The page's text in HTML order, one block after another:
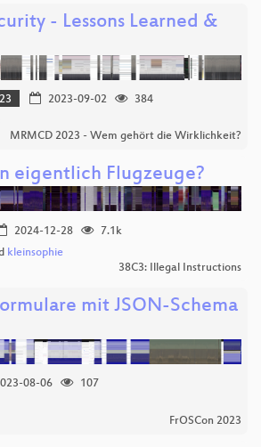
- Lessons Learned &
2023-09-02
384
MRMCD 2023 - Wem gehört die Wirklichkeit?
eigentlich Flugzeuge?
2024-12-28
7.1k
kleinsophie
38C3: Illegal Instructions
mit JSON-Schema
08-06
107
FrOSCon 2023